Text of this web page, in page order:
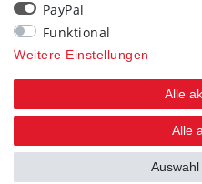
STAY CONNECTED
PayPal
Funktional
Weitere Einstellungen
Alle
Alle